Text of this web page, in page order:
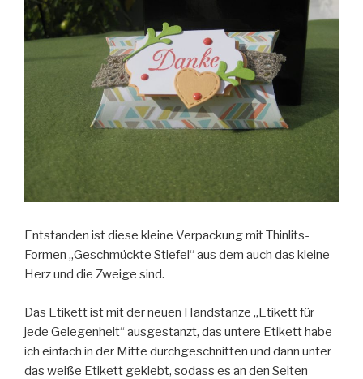
Entstanden ist diese kleine Verpackung mit Thinlits-
Formen „Geschmückte Stiefel“ aus dem auch das kleine
Herz und die Zweige sind.
Das Etikett ist mit der neuen Handstanze „Etikett für
jede Gelegenheit“ ausgestanzt, das untere Etikett habe
ich einfach in der Mitte durchgeschnitten und dann unter
das weiße Etikett geklebt, sodass es an den Seiten